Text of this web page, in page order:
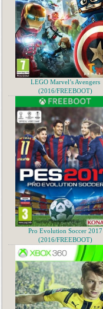
LEGO Marvel’s Avengers
(2016/FREEBOOT)
Pro Evolution Soccer 2017
(2016/FREEBOOT)